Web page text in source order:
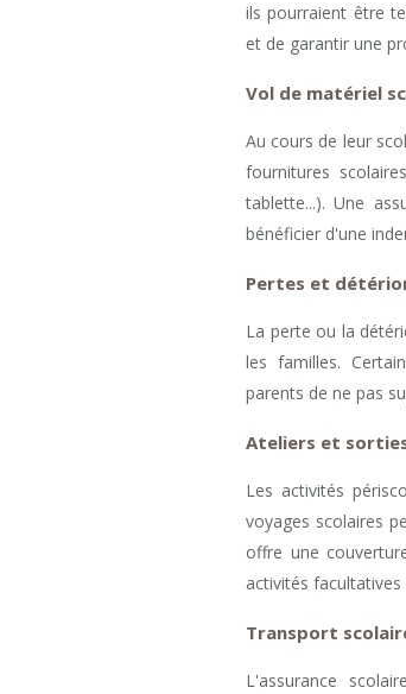
ils pourraient être
et de garantir une
Vol de matériel
Au cours de leur
fournitures
tablette...). Une
bénéficier d'une
Pertes et
La perte ou la
les familles.
parents de ne pas
Ateliers et
Les activités
voyages scolaires
offre une
activités
Transport
L'assurance